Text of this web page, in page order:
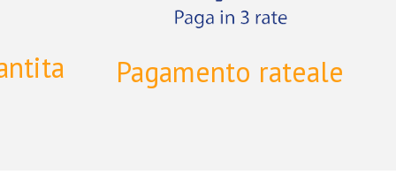
Pagamento rateale